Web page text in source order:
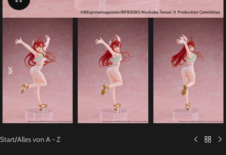
Start/Alles von A - Z